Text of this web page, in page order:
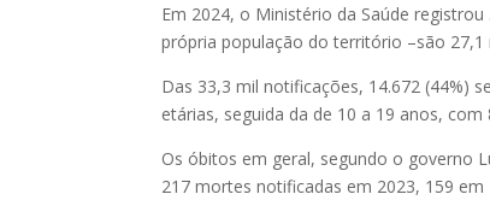
Em 2024, o Ministério da Saúde
própria população do território –são
Das 33,3 mil notificações, 14.672 (44%)
etárias, seguida da de 10 a 19 anos, com
Os óbitos em geral, segundo o governo
217 mortes notificadas em 2023, 159